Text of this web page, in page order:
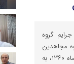
به جرایم گروه
است، نامبرده در سال ۱۳۵۴ با گروه مجاهدین
خلق آشنا شده و فعالیتش را شروع می‌کند. وی در فروردین ماه ۱۳۶۰، به